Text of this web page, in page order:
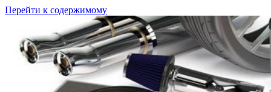
Перейти к содержимому